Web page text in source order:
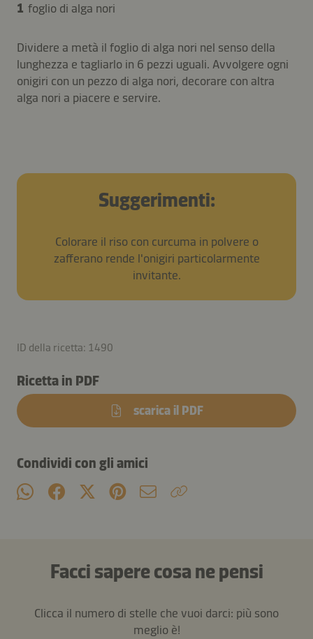
1 foglio di alga nori
Dividere a metà il foglio di alga nori nel senso della
lunghezza e tagliarlo in 6 pezzi uguali. Avvolgere ogni
onigiri con un pezzo di alga nori, decorare con altra
alga nori a piacere e servire.
Suggerimenti:
Colorare il riso con curcuma in polvere o
zafferano rende l'onigiri particolarmente
invitante.
ID della ricetta: 1490
Ricetta in PDF
scarica il PDF
Condividi con gli amici
Facci sapere cosa ne pensi
Clicca il numero di stelle che vuoi darci: più sono
meglio è!